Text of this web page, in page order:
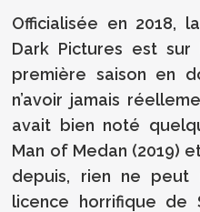
Officialisée en 2018,
Dark Pictures est
première saison en
n’avoir jamais
avait bien noté
Man of Medan (2019)
depuis, rien ne
licence horrifique de